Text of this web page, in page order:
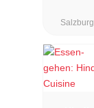
Salzburg